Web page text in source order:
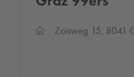
Zoisweg 15, 8041